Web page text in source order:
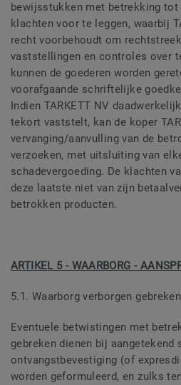
bewijsstukken met betrekking
klachten voor te leggen, waarbij
recht voorbehoudt om
vaststellingen en controles over
kunnen de goederen worden
voorafgaande schriftelijke
Indien TARKETT NV
tekort vaststelt, kan de koper
vervanging/aanvulling van de
verzoeken, met uitsluiting van
schadevergoeding. De klachten
deze laatste niet van zijn
betrokken producten.
ARTIKEL 5 - WAARBORG -
5.1. Waarborg verborgen gebreken
Eventuele betwistingen met
gebreken dienen bij aangetekend
ontvangstbevestiging (of
worden geformuleerd, en zulks